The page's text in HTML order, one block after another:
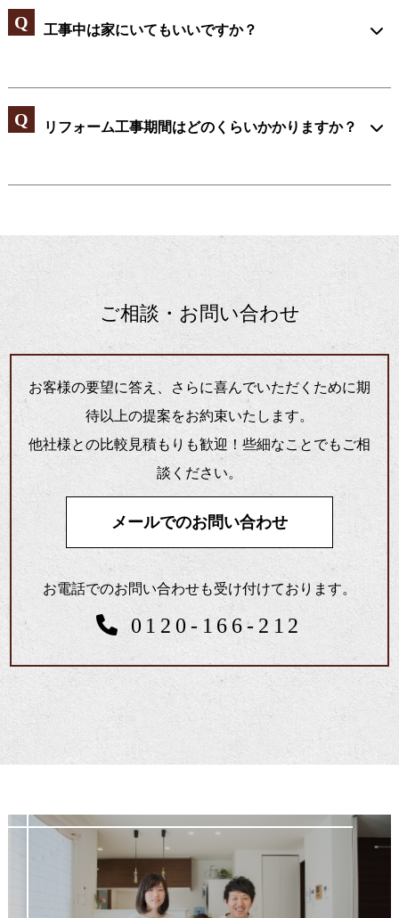
工事中は家にいてもいいですか？
リフォーム工事期間はどのくらいかかりますか？
ご相談・お問い合わせ
お客様の要望に答え、さらに喜んでいただくために期
待以上の提案をお約束いたします。
他社様との比較見積もりも歓迎！些細なことでもご相
談ください。
メールでのお問い合わせ
お電話でのお問い合わせも受け付けております。
0120-166-212